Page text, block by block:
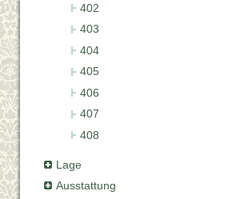
402
403
404
405
406
407
408
Lage
Ausstattung